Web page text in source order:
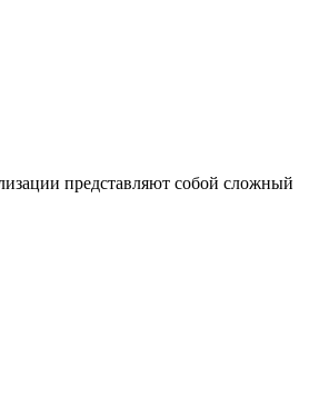
представляют собой сложный